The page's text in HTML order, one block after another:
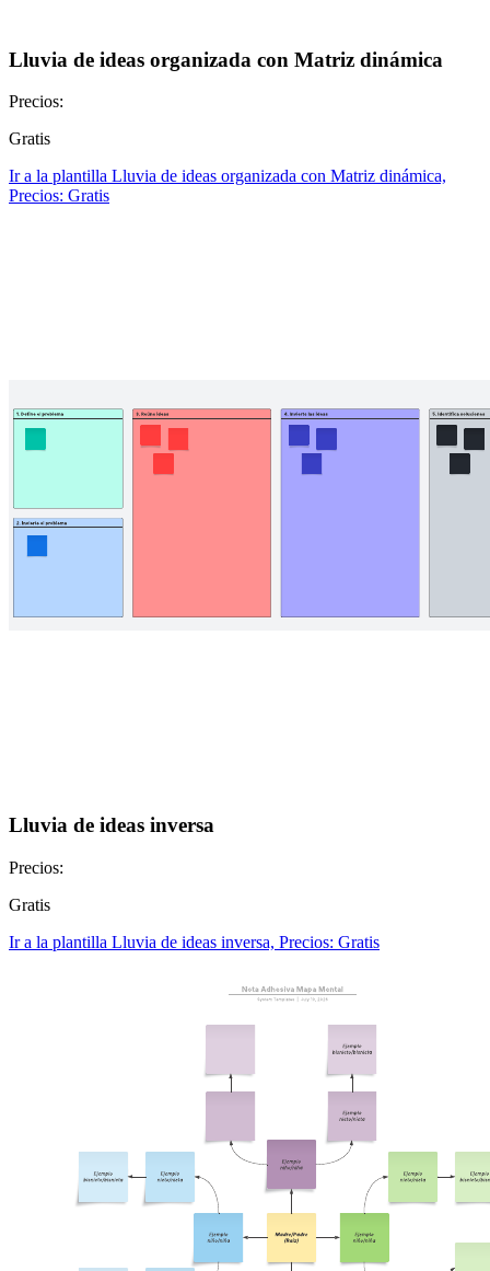
Lluvia de ideas organizada con Matriz dinámica
Precios:
Gratis
Ir a la plantilla Lluvia de ideas organizada con Matriz dinámica,
Precios: Gratis
Lluvia de ideas inversa
Precios:
Gratis
Ir a la plantilla Lluvia de ideas inversa, Precios: Gratis